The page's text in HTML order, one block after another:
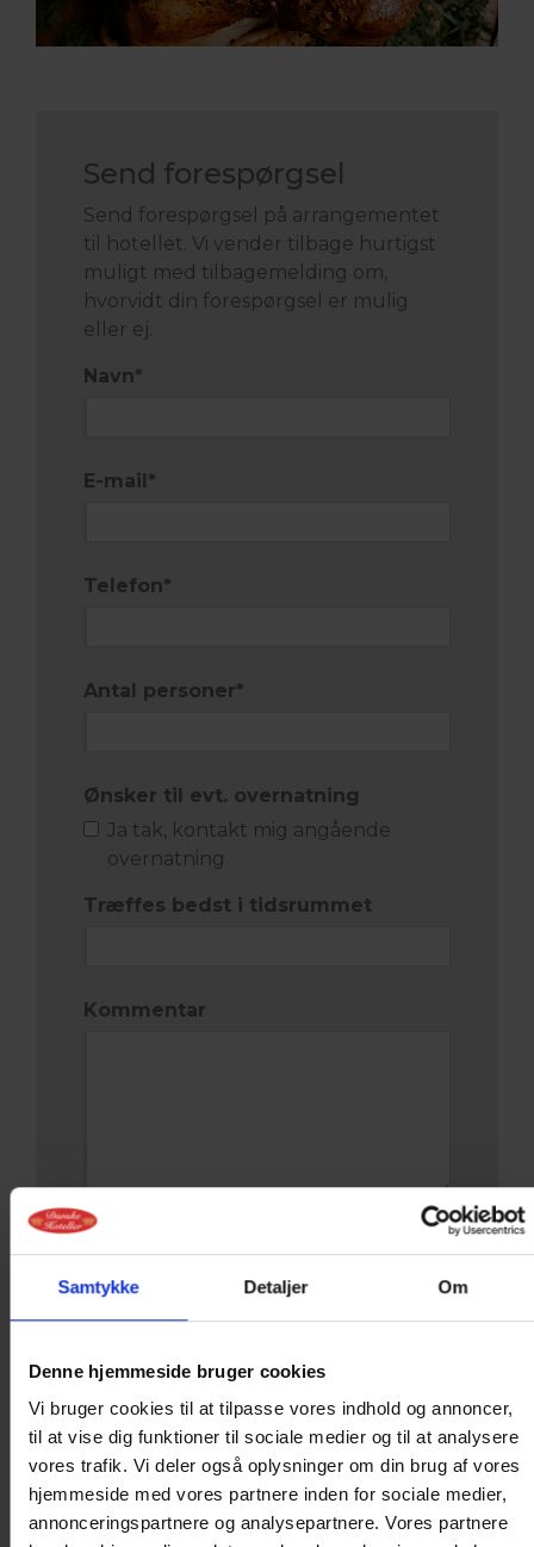
Samtykke Detaljer Om
Denne hjemmeside bruger cookies
Vi bruger cookies til at tilpasse vores indhold og annoncer,
til at vise dig funktioner til sociale medier og til at analysere
vores trafik. Vi deler også oplysninger om din brug af vores
hjemmeside med vores partnere inden for sociale medier,
annonceringspartnere og analysepartnere. Vores partnere
Send forespørgsel
Send forespørgsel på arrangementet
til hotellet. Vi vender tilbage hurtigst
muligt med tilbagemelding om,
hvorvidt din forespørgsel er mulig
eller ej.
Navn*
E-mail*
Telefon*
Antal personer*
Ønsker til evt. overnatning
Ja tak, kontakt mig angående
overnatning
Træffes bedst i tidsrummet
Kommentar
Du modtager kopi af dine
forespørgsel pr. mail